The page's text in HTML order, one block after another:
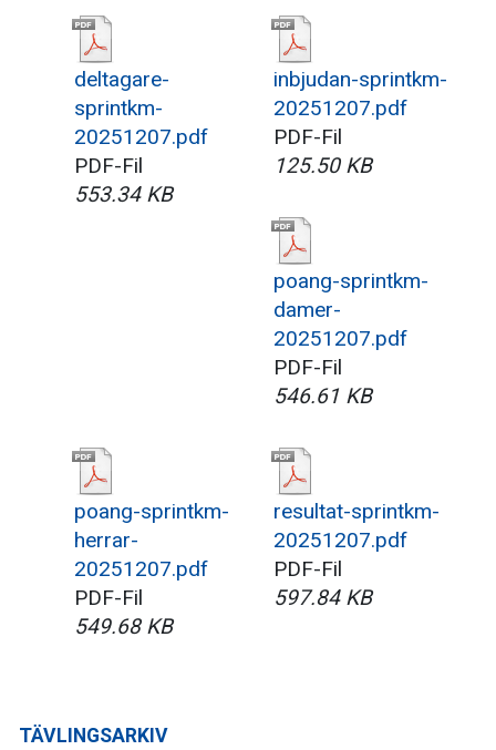
TÄVLINGSARKIV
deltagare-
sprintkm-
20251207.pdf
PDF-Fil
553.34 KB
inbjudan-sprintkm-
20251207.pdf
PDF-Fil
125.50 KB
poang-sprintkm-
damer-
20251207.pdf
PDF-Fil
546.61 KB
poang-sprintkm-
herrar-
20251207.pdf
PDF-Fil
549.68 KB
resultat-sprintkm-
20251207.pdf
PDF-Fil
597.84 KB